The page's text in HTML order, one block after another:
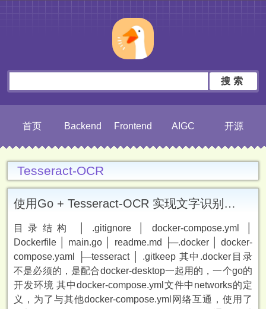
搜索
首页 Backend Frontend AIGC 开源
Tesseract-OCR
使用Go + Tesseract-OCR 实现文字识别的通用服务
目录结构 │ .gitignore │ docker-compose.yml │
Dockerfile │ main.go │ readme.md ├─.docker │ docker-
compose.yaml ├─tesseract │ .gitkeep 其中.docker目录
不是必须的，是配合docker-desktop一起用的，一个go的
开发环境 其中docker-compose.yml文件中networks的定
义，为了与其他docker-compose.yml网络互通，使用了